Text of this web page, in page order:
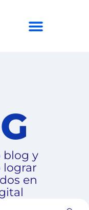
blog y
lograr
en